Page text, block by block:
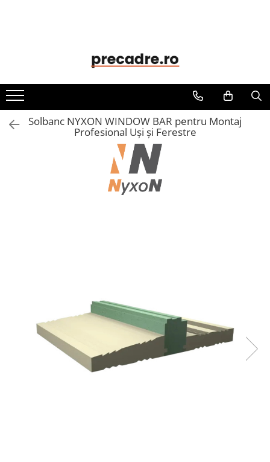
Spume Poliuretanice
Siliconi și Etanșanți
Adezivi și Grunduri
Unelte și Accesorii
Precadre Termoizolante
Solbancuri Termoizolante
Solbanc NYXON WINDOW BAR pentru Montaj
Profesional Uși și Ferestre